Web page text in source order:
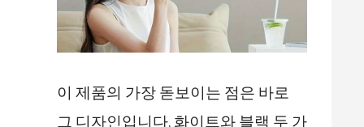
이 제품의 가장 돋보이는 점은 바로